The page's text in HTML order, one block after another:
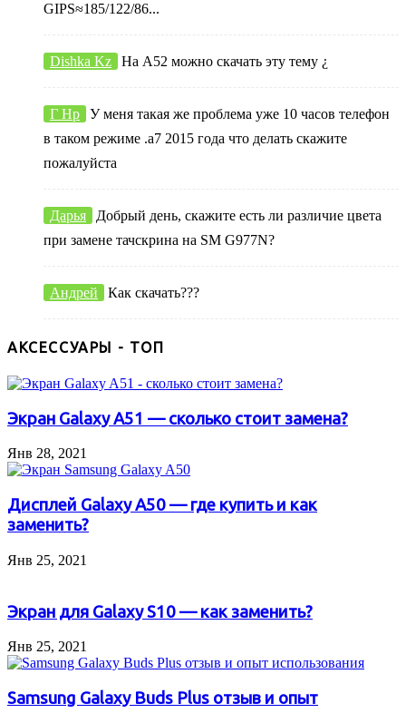
GIPS≈185/122/86...
Dishka Kz На А52 можно скачать эту тему ¿
Г Нр
У меня такая же проблема уже 10 часов телефон
в таком режиме .а7 2015 года что делать скажите
пожалуйста
Дарья
Добрый день, скажите есть ли различие цвета
при замене тачскрина на SM G977N?
Андрей Как скачать???
АКСЕССУАРЫ - ТОП
Экран Galaxy A51 — сколько стоит замена?
Янв 28, 2021
Дисплей Galaxy A50 — где купить и как
заменить?
Янв 25, 2021
Экран для Galaxy S10 — как заменить?
Янв 25, 2021
Samsung Galaxy Buds Plus отзыв и опыт